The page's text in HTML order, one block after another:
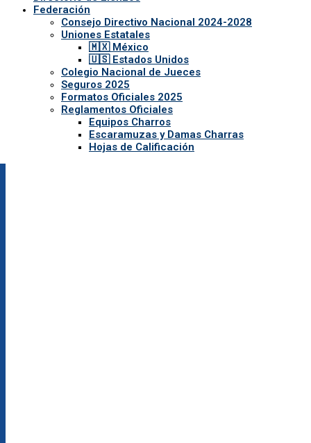
Federación
Consejo Directivo Nacional 2024-2028
Uniones Estatales
🇲🇽 México
🇺🇸 Estados Unidos
Colegio Nacional de Jueces
Seguros 2025
Formatos Oficiales 2025
Reglamentos Oficiales
Equipos Charros
Escaramuzas y Damas Charras
Hojas de Calificación